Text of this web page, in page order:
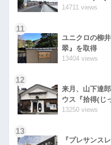
14711 views
11
ユニクロの柳
翠』を取得
13404 views
12
来月、山下達
ウス『拾得(じ
13250 views
13
『プレサンス